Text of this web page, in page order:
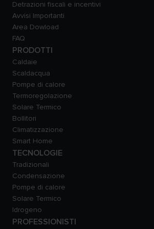
Detrazioni fiscali e incentivi
Avvisi Importanti
Area Dowload
FAQ
PRODOTTI
Caldaie
Scaldacqua
Pompe di calore
Termoregolazione
Solare Termico
Bollitori
Climatizzazione
Smart Home
TECNOLOGIE
Tradizionali
Condensazione
Pompe di calore
Solare Termico
Idrogeno
PROFESSIONISTI